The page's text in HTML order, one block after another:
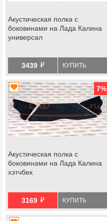
Акустическая полка с
боковинами на Лада Калина
универсал
3439 й КУПИТЬ
7%
Акустическая полка с
боковинами на Лада Калина
хэтчбек
3169 й КУПИТЬ